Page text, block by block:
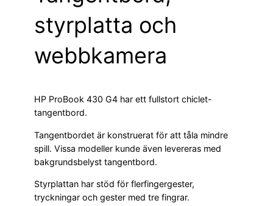
styrplatta och
webbkamera
HP ProBook 430 G4 har ett fullstort chiclet-
tangentbord.
Tangentbordet är konstruerat för att tåla mindre
spill. Vissa modeller kunde även levereras med
bakgrundsbelyst tangentbord.
Styrplattan har stöd för flerfingergester,
tryckningar och gester med tre fingrar.